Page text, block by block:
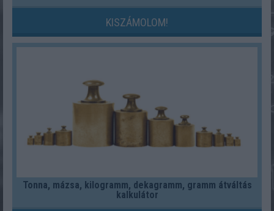
KISZÁMOLOM!
Tonna, mázsa, kilogramm, dekagramm, gramm átváltás
kalkulátor